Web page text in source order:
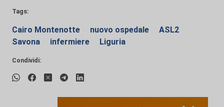
Tags:
Cairo Montenotte nuovo ospedale
ASL2
Savona
infermiere Liguria
Condividi: